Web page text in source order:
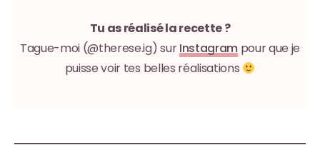
Tu as réalisé la recette ?
Tague-moi (@therese.ig) surInstagram pour que je
puisse voir tes belles réalisations